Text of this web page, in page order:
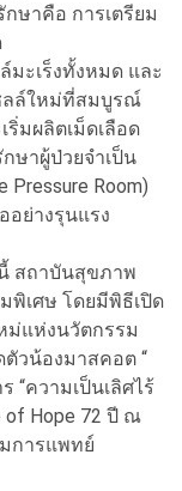
ษาคือ การเตรียม
มะเร็งทั้งหมด และ
ลล์ใหม่ที่สมบูรณ์
ริ่มผลิตเม็ดเลือด
ษาผู้ป่วยจำเป็น
Room)
อย่างรุนแรง
สถาบันสุขภาพ
พิเศษ โดยมีพิธีเปิด
ม่แห่งนวัตกรรม
ตัวน้องมาสคอต “
“ความเป็นเลิศไร้
of Hope 72 ปี ณ
การแพทย์